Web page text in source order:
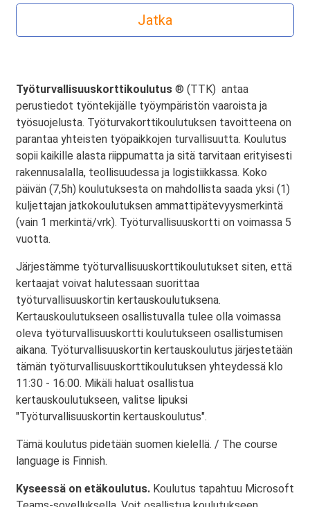
Työturvallisuuskorttikoulutus ® (TTK) antaa
perustiedot työntekijälle työympäristön vaaroista ja
työsuojelusta. Työturvakorttikoulutuksen tavoitteena on
parantaa yhteisten työpaikkojen turvallisuutta. Koulutus
sopii kaikille alasta riippumatta ja sitä tarvitaan erityisesti
rakennusalalla, teollisuudessa ja logistiikkassa. Koko
päivän (7,5h) koulutuksesta on mahdollista saada yksi (1)
kuljettajan jatkokoulutuksen ammattipätevyysmerkintä
(vain 1 merkintä/vrk). Työturvallisuuskortti on voimassa 5
vuotta.
Järjestämme työturvallisuuskorttikoulutukset siten, että
kertaajat voivat halutessaan suorittaa
työturvallisuuskortin kertauskoulutuksena.
Kertauskoulutukseen osallistuvalla tulee olla voimassa
oleva työturvallisuuskortti koulutukseen osallistumisen
aikana. Työturvallisuuskortin kertauskoulutus järjestetään
tämän työturvallisuuskorttikoulutuksen yhteydessä klo
11:30 - 16:00. Mikäli haluat osallistua
kertauskoulutukseen, valitse lipuksi
"Työturvallisuuskortin kertauskoulutus".
Tämä koulutus pidetään suomen kielellä. / The course
language is Finnish.
Kyseessä on etäkoulutus. Koulutus tapahtuu Microsoft